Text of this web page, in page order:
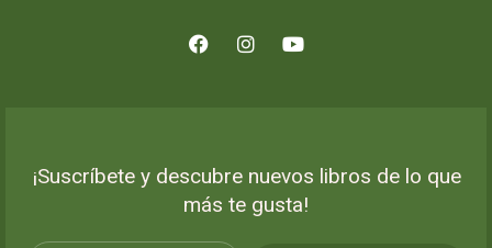
¡Suscríbete y descubre nuevos libros de lo que
más te gusta!